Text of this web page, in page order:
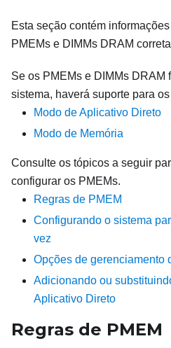
Esta seção contém
PMEMs e DIMMs DRAM
Se os PMEMs e DIMMs DRAM
sistema, haverá suporte para
Modo de Aplicativo Direto
Modo de Memória
Consulte os tópicos a seguir
configurar os PMEMs.
Regras de PMEM
Configurando o sistema
vez
Opções de gerenciamento
Adicionando ou
Aplicativo Direto
Regras de PMEM